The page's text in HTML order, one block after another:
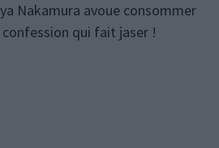
Nakamura avoue consommer
qui fait jaser !